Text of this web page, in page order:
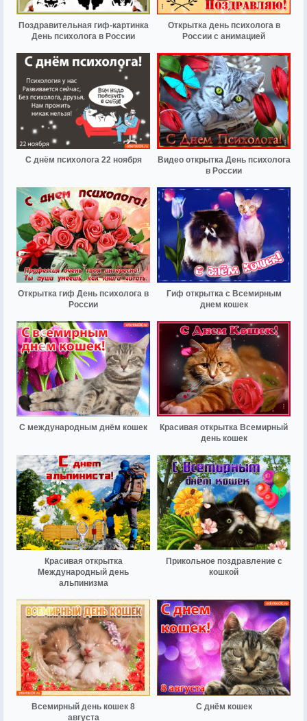
Поздравительная гиф-картинка
День психолога в России
Открытка день психолога в
России с анимацией
С днём психолога 22 ноября
Видео открытка День психолога
в России
Открытка гиф День психолога в
России
Гиф открытка с Всемирным
днем кошек
С международным днём кошек
Красивая открытка Всемирный
день кошек
Красивая открытка
Международный день
альпинизма
Прикольное поздравление с
кошкой
Всемирный день кошек 8
августа
С днём кошек